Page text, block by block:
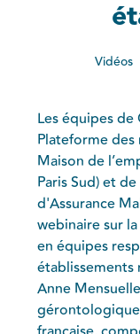
Votre structure
Votre fonction*
Votre besoin en
En cochant
que la
Vidéos
Les équipes de
Plateforme
Maison de
Paris Sud) et
d'Assurance
webinaire sur
en équipes
établissements
Anne